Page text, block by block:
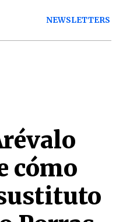
NEWSLETTERS
cómo